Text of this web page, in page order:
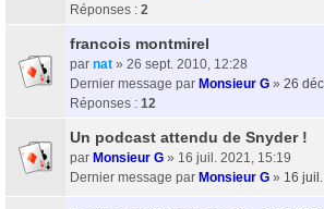
Réponses : 2
francois montmirel
par nat » 26 sept. 2010, 12:28
Dernier message par Monsieur G » 26
Réponses : 12
Un podcast attendu de Snyder !
par Monsieur G » 16 juil. 2021, 15:19
Dernier message par Monsieur G » 16